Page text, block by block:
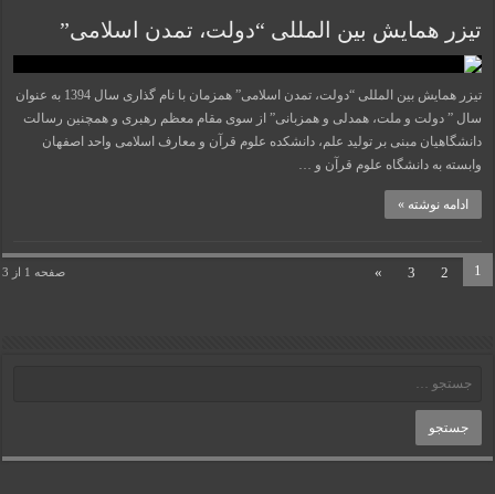
تیزر همایش بین المللی “دولت، تمدن اسلامی”
تیزر همایش بین المللی “دولت، تمدن اسلامی” همزمان با نام گذاری سال 1394 به عنوان
سال ” دولت و ملت، همدلی و همزبانی” از سوی مقام معظم رهبری و همچنین رسالت
دانشگاهیان مبنی بر تولید علم، دانشکده علوم قرآن و معارف اسلامی واحد اصفهان
وابسته به دانشگاه علوم قرآن و …
ادامه نوشته »
صفحه 1 از 3 1
2
3
»